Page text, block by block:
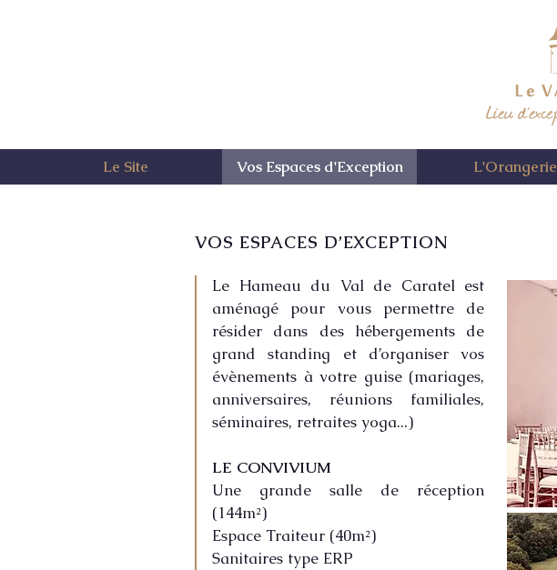
VOS ESPACES D’EXCEPTION
Le Hameau du Val de Caratel est
aménagé pour vous permettre de
résider dans des hébergements de
grand standing et d’organiser vos
évènements à votre guise (mariages,
anniversaires, réunions familiales,
séminaires, retraites yoga...)
LE CONVIVIUM
Une grande salle de réception
(144m²)
Espace Traiteur (40m²)
Sanitaires type ERP
Le Site Vos Espaces d'Exception L'Orangerie